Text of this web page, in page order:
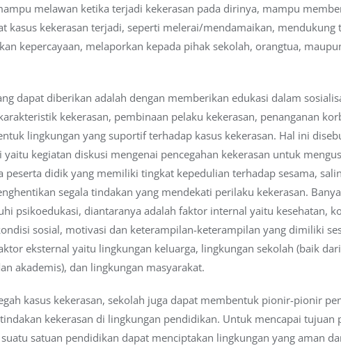
melawan ketika terjadi kekerasan pada dirinya, mampu
kasus kekerasan terjadi, seperti melerai/mendamaikan, mendukung
kepercayaan, melaporkan kepada pihak sekolah, orangtua,
dapat diberikan adalah dengan memberikan edukasi dalam
kekerasan, pembinaan pelaku kekerasan, penanganan
lingkungan yang suportif terhadap kasus kekerasan. Hal ini
yaitu kegiatan diskusi mengenai pencegahan kekerasan untuk
peserta didik yang memiliki tingkat kepedulian terhadap sesama,
segala tindakan yang mendekati perilaku kekerasan.
psikoedukasi, diantaranya adalah faktor internal yaitu kesehatan,
sosial, motivasi dan keterampilan-keterampilan yang dimiliki
eksternal yaitu lingkungan keluarga, lingkungan sekolah (baik
akademis), dan lingkungan masyarakat.
kasus kekerasan, sekolah juga dapat membentuk pionir-pionir
kekerasan di lingkungan pendidikan. Untuk mencapai tujuan
satuan pendidikan dapat menciptakan lingkungan yang aman